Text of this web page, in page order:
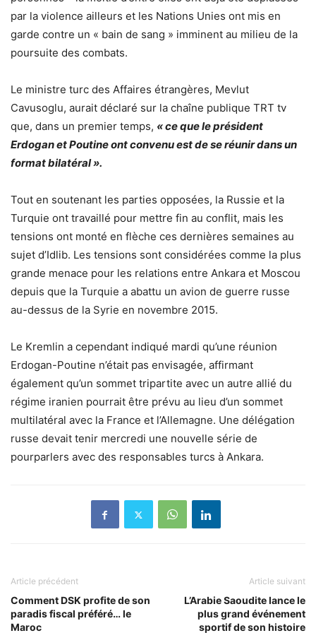
par la violence ailleurs et les Nations Unies ont mis en
garde contre un « bain de sang » imminent au milieu de la
poursuite des combats.
Le ministre turc des Affaires étrangères, Mevlut
Cavusoglu, aurait déclaré sur la chaîne publique TRT tv
que, dans un premier temps, « ce que le président
Erdogan et Poutine ont convenu est de se réunir dans un
format bilatéral ».
Tout en soutenant les parties opposées, la Russie et la
Turquie ont travaillé pour mettre fin au conflit, mais les
tensions ont monté en flèche ces dernières semaines au
sujet d’Idlib. Les tensions sont considérées comme la plus
grande menace pour les relations entre Ankara et Moscou
depuis que la Turquie a abattu un avion de guerre russe
au-dessus de la Syrie en novembre 2015.
Le Kremlin a cependant indiqué mardi qu’une réunion
Erdogan-Poutine n’était pas envisagée, affirmant
également qu’un sommet tripartite avec un autre allié du
régime iranien pourrait être prévu au lieu d’un sommet
multilatéral avec la France et l’Allemagne. Une délégation
russe devait tenir mercredi une nouvelle série de
pourparlers avec des responsables turcs à Ankara.
Article précédent
Comment DSK profite de son
paradis fiscal préféré… le
Maroc
Article suivant
L’Arabie Saoudite lance le
plus grand événement
sportif de son histoire